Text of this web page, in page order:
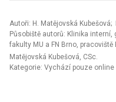
Autoři: H. Matějovská
Působiště autorů: Klinika
fakulty MU a FN Brno,
Matějovská Kubešová, CSc.
Kategorie: Vychází pouze online